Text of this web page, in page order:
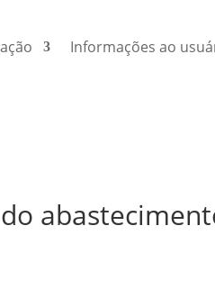
Informações ao